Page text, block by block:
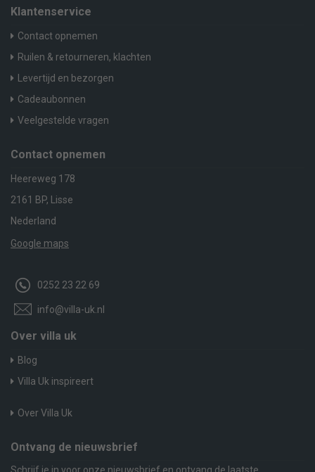
Klantenservice
Contact opnemen
Ruilen & retourneren, klachten
Levertijd en bezorgen
Cadeaubonnen
Veelgestelde vragen
Contact opnemen
Heereweg 178
2161 BP, Lisse
Nederland
Google maps
0252 23 22 69
info@villa-uk.nl
Over villa uk
Blog
Villa Uk inspireert
Over Villa Uk
Ontvang de nieuwsbrief